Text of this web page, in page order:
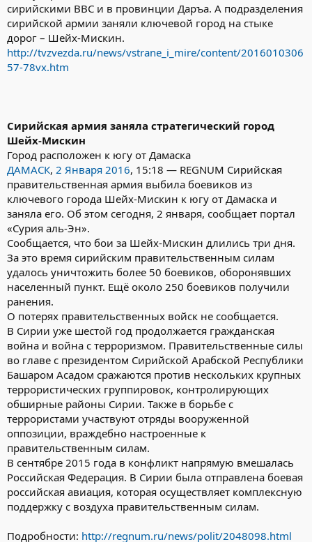
сирийскими ВВС и в провинции Даръа. А подразделения
сирийской армии заняли ключевой город на стыке
дорог – Шейх-Мискин.
http://tvzvezda.ru/news/vstrane_i_mire/content/2016010306
57-78vx.htm
Сирийская армия заняла стратегический город
Шейх-Мискин
Город расположен к югу от Дамаска
ДАМАСК, 2 Января 2016, 15:18 — REGNUM Сирийская
правительственная армия выбила боевиков из
ключевого города Шейх-Мискин к югу от Дамаска и
заняла его. Об этом сегодня, 2 января, сообщает портал
«Сурия аль-Эн».
Сообщается, что бои за Шейх-Мискин длились три дня.
За это время сирийским правительственным силам
удалось уничтожить более 50 боевиков, оборонявших
населенный пункт. Ещё около 250 боевиков получили
ранения.
О потерях правительственных войск не сообщается.
В Сирии уже шестой год продолжается гражданская
война и война с терроризмом. Правительственные силы
во главе с президентом Сирийской Арабской Республики
Башаром Асадом сражаются против нескольких крупных
террористических группировок, контролирующих
обширные районы Сирии. Также в борьбе с
террористами участвуют отряды вооруженной
оппозиции, враждебно настроенные к
правительственным силам.
В сентябре 2015 года в конфликт напрямую вмешалась
Российская Федерация. В Сирии была отправлена боевая
российская авиация, которая осуществляет комплексную
поддержку с воздуха правительственным силам.
Подробности: http://regnum.ru/news/polit/2048098.html